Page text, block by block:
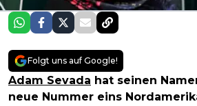
Folgt uns auf Google!
Adam Sevada hat seinen
neue Nummer eins